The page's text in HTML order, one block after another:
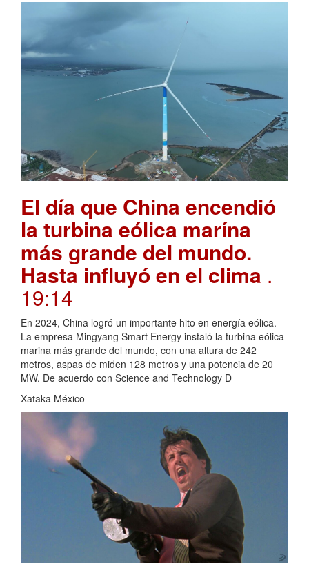
El día que China encendió
la turbina eólica marína
más grande del mundo.
Hasta influyó en el clima .
19:14
En 2024, China logró un importante hito en energía eólica.
La empresa Mingyang Smart Energy instaló la turbina eólica
marina más grande del mundo, con una altura de 242
metros, aspas de miden 128 metros y una potencia de 20
MW. De acuerdo con Science and Technology D
Xataka México